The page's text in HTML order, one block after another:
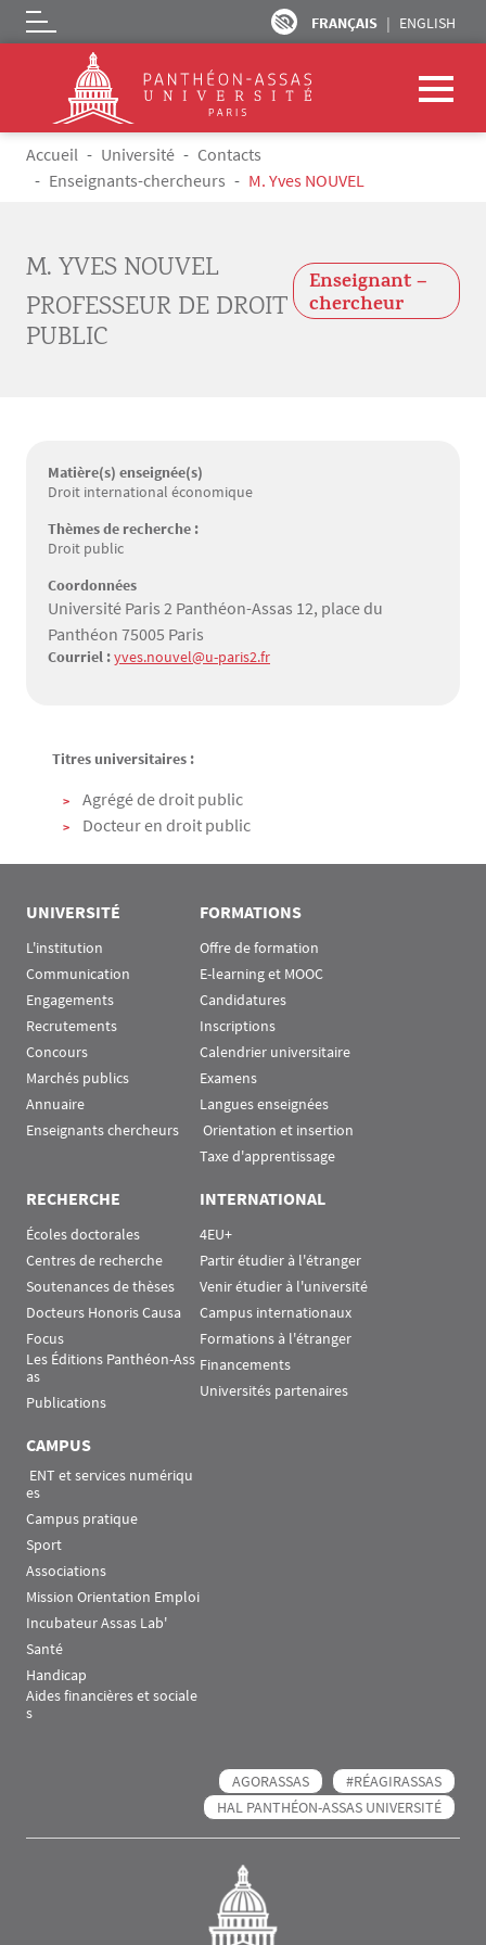
Aller au contenu principal
FRANÇAIS ENGLISH
Logo
Fil d'Ariane
Accueil Université
Contacts
Enseignants-chercheurs
M. Yves NOUVEL
M. YVES NOUVEL
PROFESSEUR DE DROIT
PUBLIC
Enseignant –
chercheur
Matière(s) enseignée(s)
Droit international économique
Thèmes de recherche :
Droit public
Coordonnées
Université Paris 2 Panthéon-Assas 12, place du
Panthéon 75005 Paris
Courriel :yves.nouvel@u-paris2.fr
Texte
Titres universitaires :
Agrégé de droit public
Docteur en droit public
UNIVERSITÉ
L'institution
Communication
Engagements
Recrutements
Concours
Marchés publics
Annuaire
Enseignants chercheurs
FORMATIONS
Offre de formation
E-learning et MOOC
Candidatures
Inscriptions
Calendrier universitaire
Examens
Langues enseignées
Orientation et insertion
Taxe d'apprentissage
RECHERCHE
Écoles doctorales
Centres de recherche
Soutenances de thèses
Docteurs Honoris Causa
Focus
Les Éditions Panthéon-Ass
as
Publications
INTERNATIONAL
4EU+
Partir étudier à l'étranger
Venir étudier à l'université
Campus internationaux
Formations à l'étranger
Financements
Universités partenaires
CAMPUS
es
Campus pratique
Sport
Associations
Mission Orientation Emploi
Incubateur Assas Lab'
Santé
Handicap
Aides financières et sociale
s
AGORASSAS
#RÉAGIRASSAS
HAL PANTHÉON-ASSAS UNIVERSITÉ